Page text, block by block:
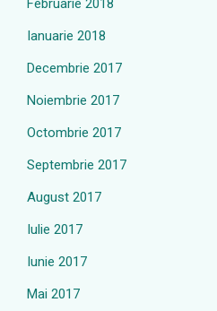
Februarie 2018
Ianuarie 2018
Decembrie 2017
Noiembrie 2017
Octombrie 2017
Septembrie 2017
August 2017
Iulie 2017
Iunie 2017
Mai 2017